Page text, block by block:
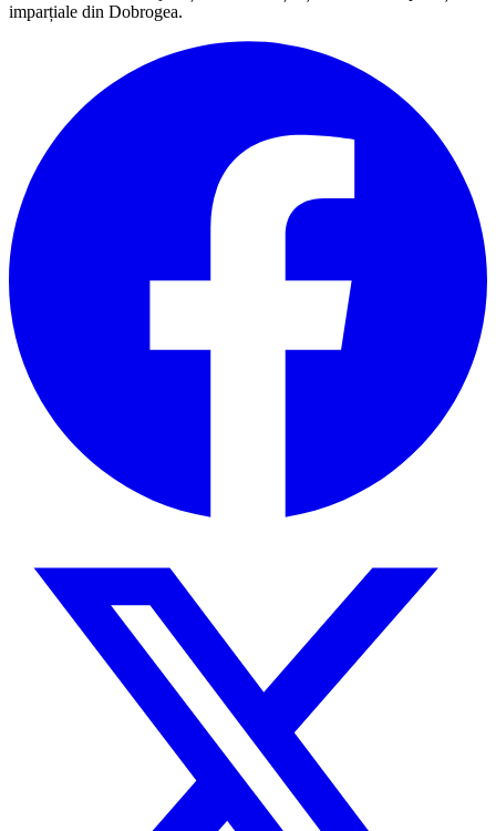
imparțiale din Dobrogea.